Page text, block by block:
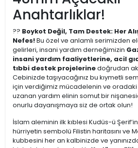
Anahtarlıklar!
?? Boykot Değil, Tam Destek: Her
Nefes!Bu özel ve anlamlı serimizden
gelirleri, insani yardım derneğimizin
insani yardım faaliyetlerine, acil
tıbbi destek projelerinedoğrudan
Cebinizde taşıyacağınız bu kıymetli
için verdiğimiz mücadelenin ve
uzanan yardım elinin somut bir
onurlu dayanışmaya siz de ortak olun!
İslam aleminin ilk kıblesi Kudüs-ü
hürriyetin sembolü Filistin haritasını ve
kubbesini her an kalbinizde ve